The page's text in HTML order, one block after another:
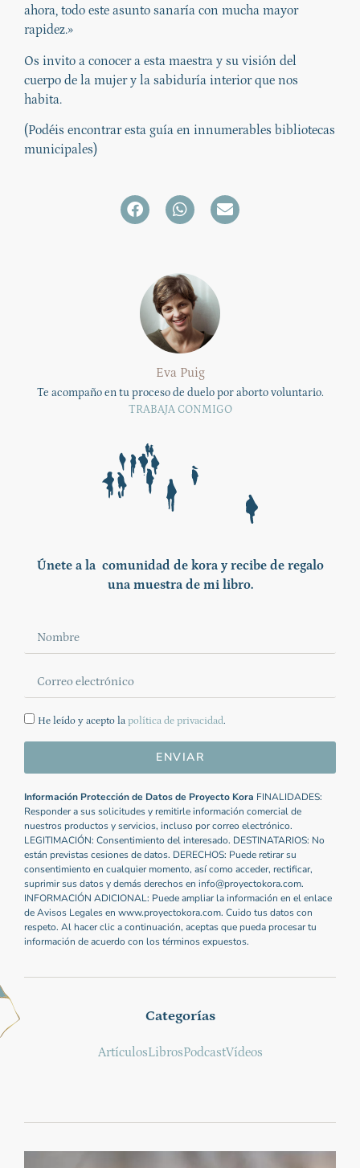
ahora, todo este asunto sanaría con mucha mayor
rapidez.»
Os invito a conocer a esta maestra y su visión del
cuerpo de la mujer y la sabiduría interior que nos
habita.
(Podéis encontrar esta guía en innumerables bibliotecas
municipales)
Eva Puig
Te acompaño en tu proceso de duelo por aborto voluntario.
TRABAJA CONMIGO
Únete a la comunidad de kora y recibe de regalo
una muestra de mi libro.
He leído y acepto la política de privacidad.
ENVIAR
Información Protección de Datos de Proyecto Kora FINALIDADES:
Responder a sus solicitudes y remitirle información comercial de
nuestros productos y servicios, incluso por correo electrónico.
LEGITIMACIÓN: Consentimiento del interesado. DESTINATARIOS: No
están previstas cesiones de datos. DERECHOS: Puede retirar su
consentimiento en cualquier momento, así como acceder, rectificar,
suprimir sus datos y demás derechos en info@proyectokora.com.
INFORMACIÓN ADICIONAL: Puede ampliar la información en el enlace
de Avisos Legales en www.proyectokora.com. Cuido tus datos con
respeto. Al hacer clic a continuación, aceptas que pueda procesar tu
información de acuerdo con los términos expuestos.
Categorías
ArtículosLibrosPodcastVídeos